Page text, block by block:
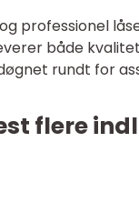
professionel
både
rundt for
flere